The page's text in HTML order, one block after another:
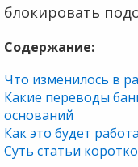
блокировать
Содержание:
Что изменилось в
Какие переводы
оснований
Как это будет
Суть статьи коротко